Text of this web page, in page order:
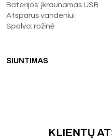
Baterijos: įkraunamas USB
Atsparus vandeniui
Spalva: rožinė
SIUNTIMAS
KLIENTŲ